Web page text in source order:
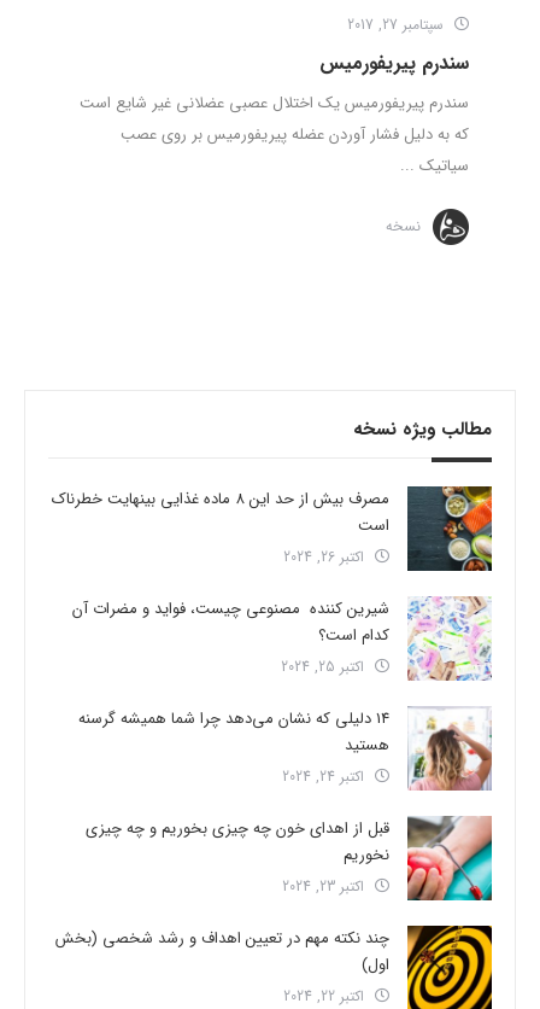
سپتامبر 27, 2017
سندرم پیریفورمیس
سندرم پیریفورمیس یک اختلال عصبی عضلانی غیر شایع است
که به دلیل فشار آوردن عضله پیریفورمیس بر روی عصب
سیاتیک ...
نسخه
مطالب ویژه نسخه
مصرف بیش از حد این 8 ماده غذایی بینهایت خطرناک
است
اکتبر 26, 2024
شیرین کننده مصنوعی چیست، فواید و مضرات آن
کدام است؟
اکتبر 25, 2024
14 دلیلی که نشان می‌دهد چرا شما همیشه گرسنه
هستید
اکتبر 24, 2024
قبل از اهدای خون چه چیزی بخوریم و چه چیزی
نخوریم
اکتبر 23, 2024
چند نکته مهم در تعیین اهداف و رشد شخصی (بخش
اول)
اکتبر 22, 2024